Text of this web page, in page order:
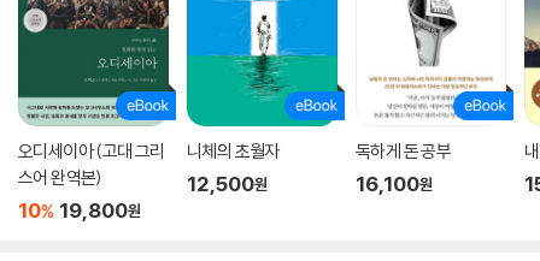
오디세이아 (고대 그리
스어 완역본)
10% 19,800원
니체의 초월자
12,500원
독하게 돈 공부
16,100원